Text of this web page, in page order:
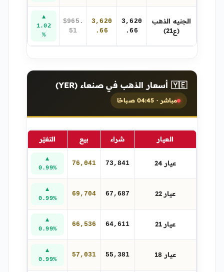
الجنيه الذهب
(ع21)
3,620
.66
3,620
.66
$965.
51
▲
1.02
%
🇾🇪 أسعار الذهب في صنعاء (YER)
مباشر · 04:45 صباحًا
العيار شراء بيع التغيّر
عيار 24 73,841
76,041
▲
0.99%
عيار 22 67,687
69,704
▲
0.99%
عيار 21 64,611
66,536
▲
0.99%
عيار 18 55,381
57,031
▲
0.99%